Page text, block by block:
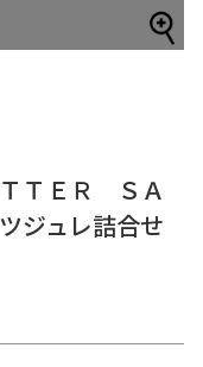
ＴＥＲ ＳＡ
ジュレ詰合せ